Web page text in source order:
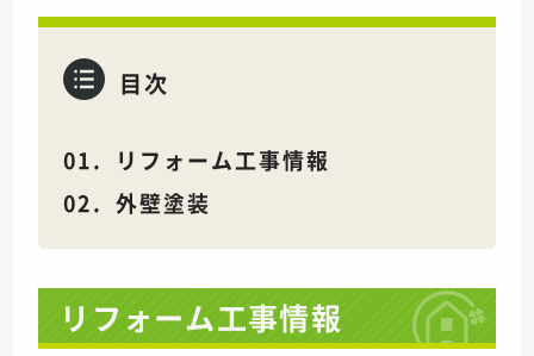
目次
リフォーム工事情報
外壁塗装
リフォーム工事情報